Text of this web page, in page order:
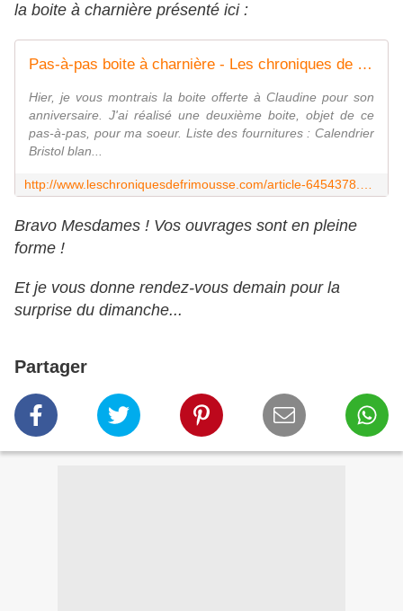
la boite à charnière présenté ici :
Pas-à-pas boite à charnière - Les chroniques de Frimousse
Hier, je vous montrais la boite offerte à Claudine pour son
anniversaire. J'ai réalisé une deuxième boite, objet de ce
pas-à-pas, pour ma soeur. Liste des fournitures : Calendrier
Bristol blan...
Bravo Mesdames ! Vos ouvrages sont en pleine
forme !
Et je vous donne rendez-vous demain pour la
surprise du dimanche...
Partager